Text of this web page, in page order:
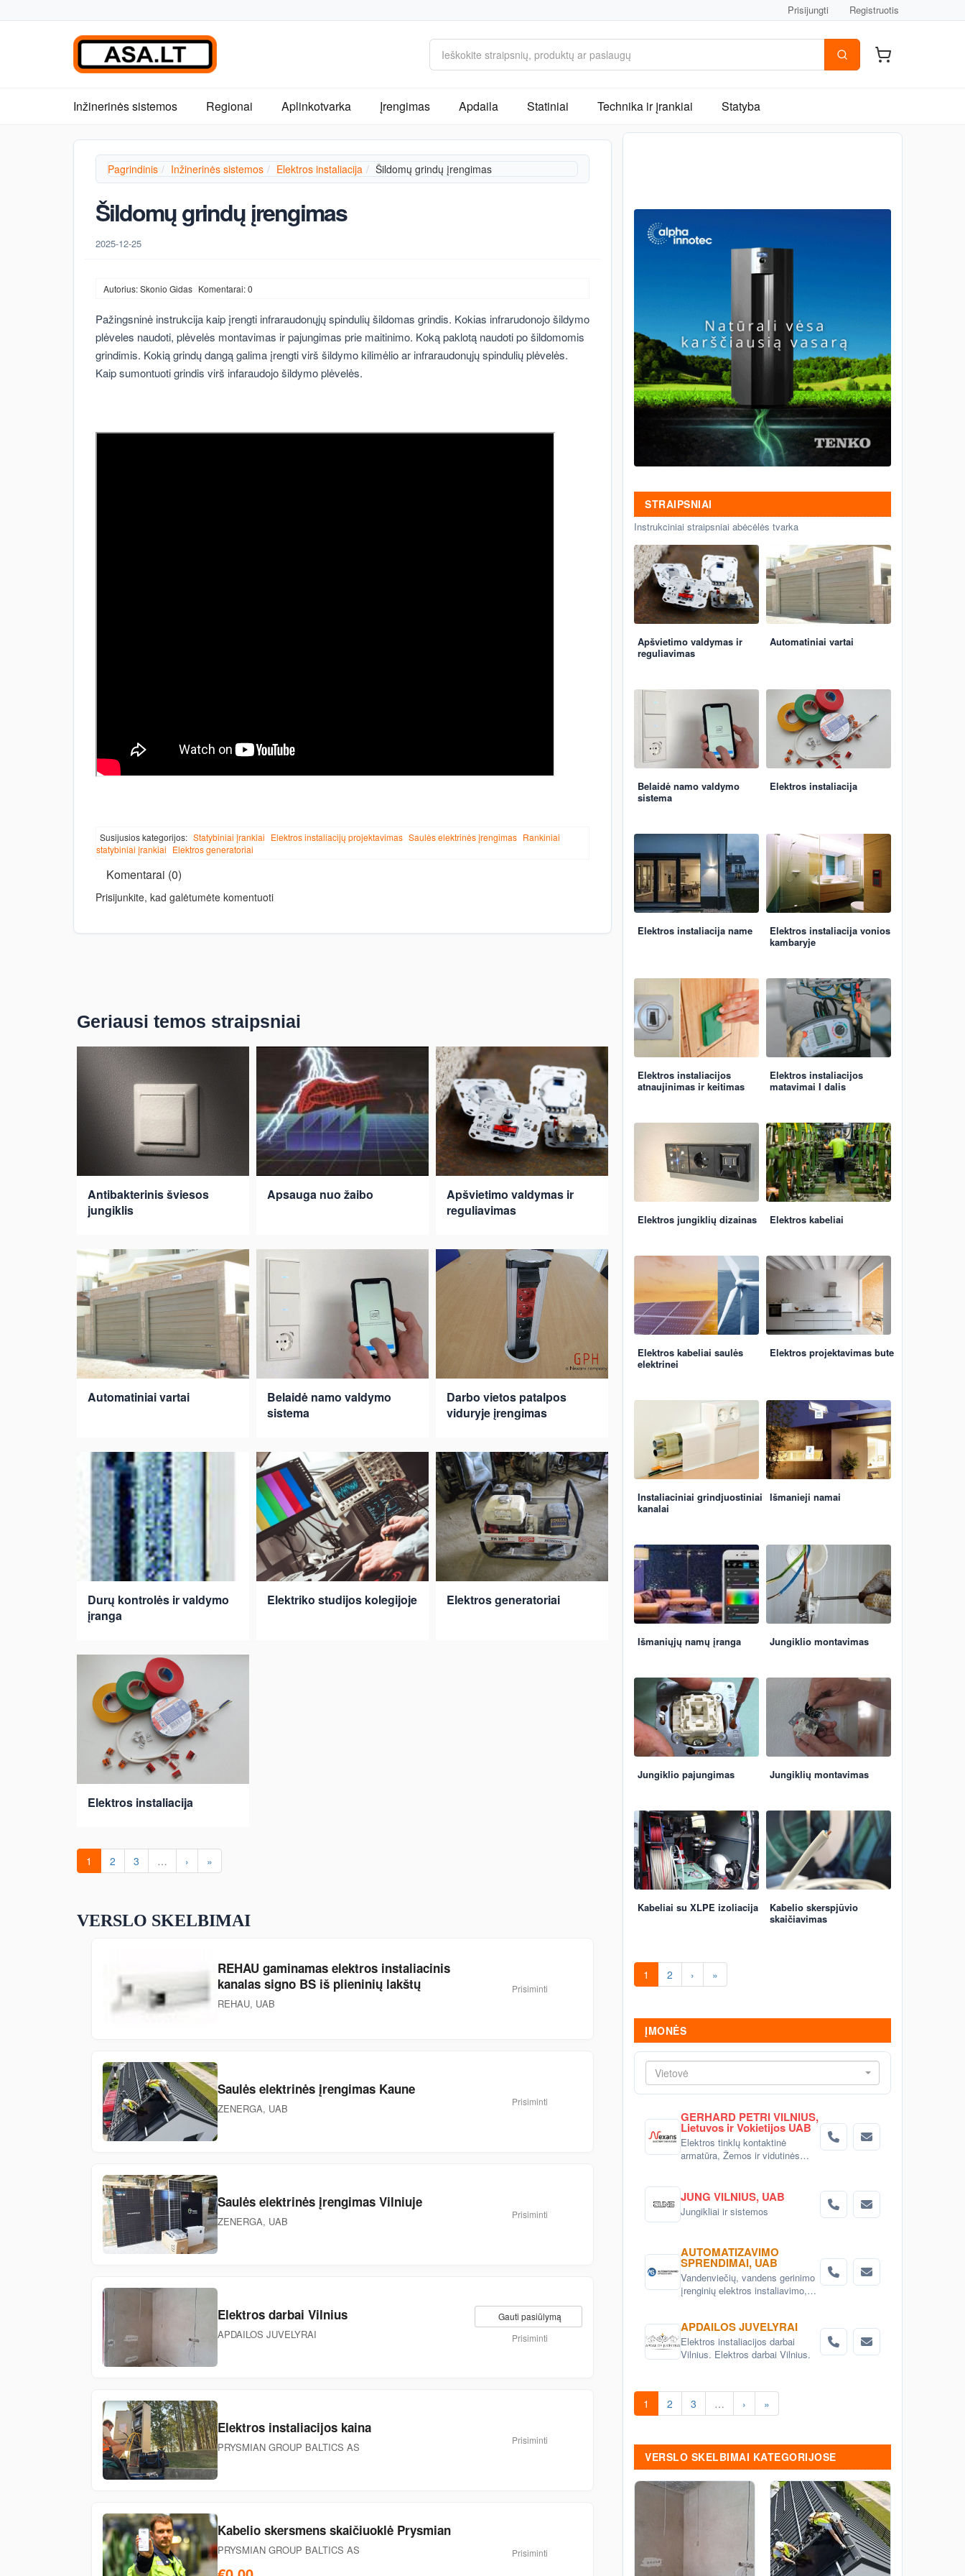
Prisijungti Registruotis
Inžinerinės sistemos Regionai Aplinkotvarka Įrengimas Apdaila Statiniai Technika ir įrankiai Statyba
Pagrindinis Inžinerinės sistemos Elektros instaliacija Šildomų grindų įrengimas
Šildomų grindų įrengimas
2025-12-25
Autorius: Skonio Gidas Komentarai: 0
Pažingsninė instrukcija kaip įrengti infraraudonųjų spindulių šildomas grindis. Kokias infrarudonojo šildymo
plėveles naudoti, plėvelės montavimas ir pajungimas prie maitinimo. Koką paklotą naudoti po šildomomis
grindimis. Kokią grindų dangą galima įrengti virš šildymo kilimėlio ar infraraudonųjų spindulių plėvelės.
Kaip sumontuoti grindis virš infaraudojo šildymo plėvelės.
Susijusios kategorijos: Statybiniai įrankiai Elektros instaliacijų projektavimas Saulės elektrinės įrengimas Rankiniai
statybiniai įrankiai Elektros generatoriai
Komentarai (0)
Prisijunkite, kad galėtumėte komentuoti
Geriausi temos straipsniai
Antibakterinis šviesos
jungiklis
Apsauga nuo žaibo
Apšvietimo valdymas ir
reguliavimas
Automatiniai vartai
Belaidė namo valdymo
sistema
Darbo vietos patalpos
viduryje įrengimas
Durų kontrolės ir valdymo
įranga
Elektriko studijos kolegijoje Elektros generatoriai
Elektros instaliacija
1 2 3 … › »
VERSLO SKELBIMAI
REHAU gaminamas elektros instaliacinis
kanalas signo BS iš plieninių lakštų
REHAU, UAB
Prisiminti
Saulės elektrinės įrengimas Kaune
ZENERGA, UAB
Prisiminti
Saulės elektrinės įrengimas Vilniuje
ZENERGA, UAB
Prisiminti
Elektros darbai Vilnius
APDAILOS JUVELYRAI
Gauti pasiūlymą
Prisiminti
Elektros instaliacijos kaina
PRYSMIAN GROUP BALTICS AS
Prisiminti
Kabelio skersmens skaičiuoklė Prysmian
PRYSMIAN GROUP BALTICS AS Prisiminti
STRAIPSNIAI
Instrukciniai straipsniai abėcėlės tvarka
Apšvietimo valdymas ir
reguliavimas
Automatiniai vartai
Belaidė namo valdymo
sistema
Elektros instaliacija
Elektros instaliacija name
Elektros instaliacija vonios
kambaryje
Elektros instaliacijos
atnaujinimas ir keitimas
Elektros instaliacijos
matavimai I dalis
Elektros jungiklių dizainas Elektros kabeliai
Elektros kabeliai saulės
elektrinei
Elektros projektavimas bute
Instaliaciniai grindjuostiniai
kanalai
Išmanieji namai
Išmaniųjų namų įranga Jungiklio montavimas
Jungiklio pajungimas Jungiklių montavimas
Kabeliai su XLPE izoliacija
Kabelio skerspjūvio
skaičiavimas
1 2 › »
ĮMONĖS
Vietovė
GERHARD PETRI VILNIUS,
Lietuvos ir Vokietijos UAB
Elektros tinklų kontaktinė
armatūra, Žemos ir vidutinės
susitraukiančios izoliacinės
medžiagos, Kabelių/laidų
tvirtinimo ir markiravimo
apšvietimas ir aliuminio profiliai,
Elektros instaliacijos sprendimai
ir gaminiai
JUNG VILNIUS, UAB
Jungikliai ir sistemos
AUTOMATIZAVIMO
SPRENDIMAI, UAB
Vandenviečių, vandens gerinimo
įrenginių elektros instaliavimo,
technologinių ir gamybos procesų
automatizavimas.
APDAILOS JUVELYRAI
Elektros instaliacijos darbai
Vilnius. Elektros darbai Vilnius.
1 2 3 … › »
VERSLO SKELBIMAI KATEGORIJOSE